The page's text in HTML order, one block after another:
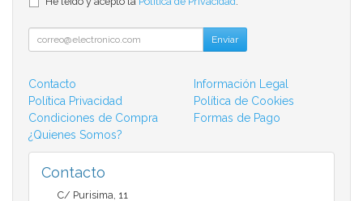
Enviar
Contacto
Información Legal
Política Privacidad
Política de Cookies
Condiciones de Compra
Formas de Pago
¿Quienes Somos?
Contacto
C/ Purisima, 11